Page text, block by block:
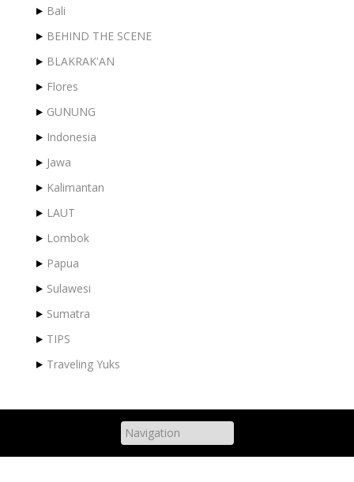
Bali
BEHIND THE SCENE
BLAKRAK'AN
Flores
GUNUNG
Indonesia
Jawa
Kalimantan
LAUT
Lombok
Papua
Sulawesi
Sumatra
TIPS
Traveling Yuks